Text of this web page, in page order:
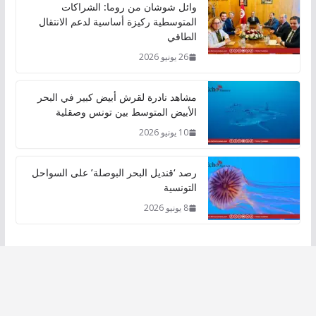
وائل شوشان من روما: الشراكات
المتوسطية ركيزة أساسية لدعم الانتقال
الطاقي
26 يونيو 2026
مشاهد نادرة لقرش أبيض كبير في البحر
الأبيض المتوسط بين تونس وصقلية
10 يونيو 2026
رصد ‘قنديل البحر البوصلة’ على السواحل
التونسية
8 يونيو 2026